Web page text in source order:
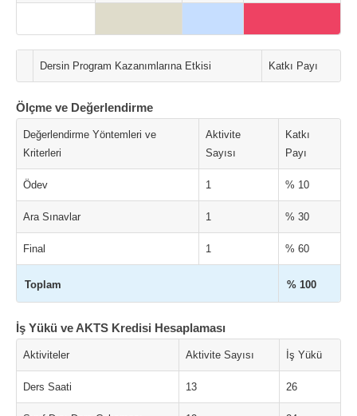
Dersin Program Kazanımlarına Etkisi Katkı Payı
Ölçme ve Değerlendirme
Değerlendirme Yöntemleri ve
Kriterleri
Aktivite
Sayısı
Katkı
Payı
Ödev 1 % 10
Ara Sınavlar 1 % 30
Final 1 % 60
Toplam % 100
İş Yükü ve AKTS Kredisi Hesaplaması
Aktiviteler Aktivite Sayısı İş Yükü
Ders Saati 13 26